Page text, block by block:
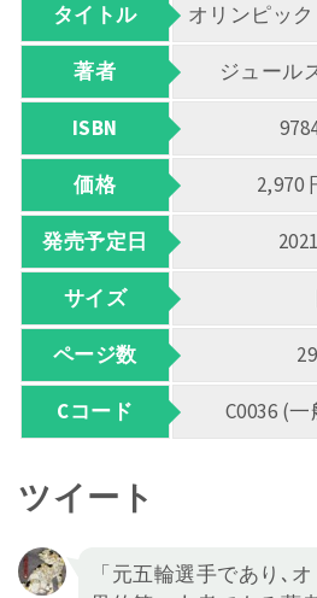
タイトル オリンピッ
著者 ジュール
ISBN
価格 2,970
発売予定日
サイズ
ページ数
Cコード C0036 (
ツイート
「元五輪選手であり､